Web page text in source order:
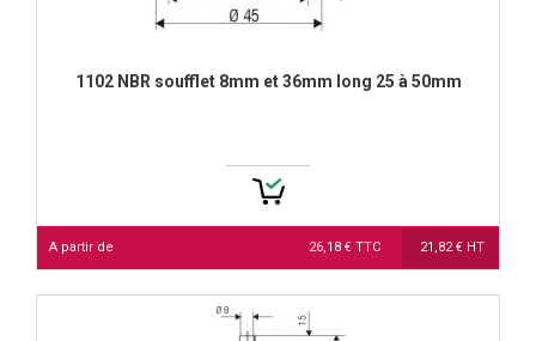
1102 NBR soufflet 8mm et 36mm long 25 à 50mm
A partir de 26,18 € TTC 21,82 € HT